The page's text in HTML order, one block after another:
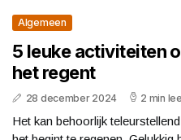
Algemeen
5 leuke activiteiten
het regent
28 december 2024 2 min
Het kan behoorlijk